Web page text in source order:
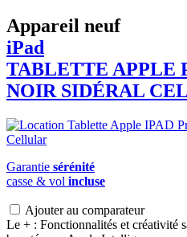
Appareil neuf
iPad
TABLETTE APPLE
NOIR SIDÉRAL
Garantie sérénité
casse & vol incluse
Ajouter au comparateur
Le + : Fonctionnalités et créativité